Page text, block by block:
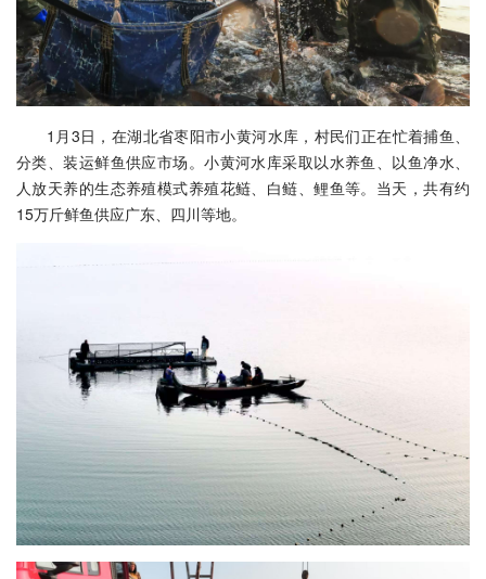
1月3日，在湖北省枣阳市小黄河水库，村民们正在忙着捕鱼、
分类、装运鲜鱼供应市场。小黄河水库采取以水养鱼、以鱼净水、
人放天养的生态养殖模式养殖花鲢、白鲢、鲤鱼等。当天，共有约
15万斤鲜鱼供应广东、四川等地。